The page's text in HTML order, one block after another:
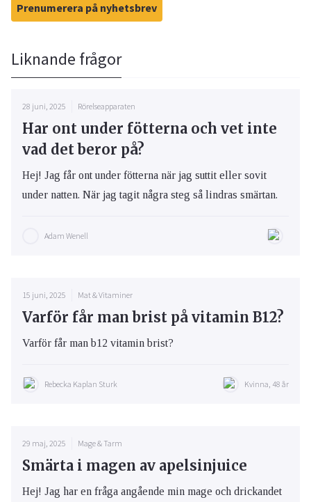
Prenumerera på nyhetsbrev
Liknande frågor
28 juni, 2025 Rörelseapparaten
Har ont under fötterna och vet inte
vad det beror på?
Hej! Jag får ont under fötterna när jag suttit eller sovit
under natten. När jag tagit några steg så lindras smärtan.
Adam Wenell
15 juni, 2025 Mat & Vitaminer
Varför får man brist på vitamin B12?
Varför får man b12 vitamin brist?
Rebecka Kaplan Sturk Kvinna, 48 år
29 maj, 2025 Mage & Tarm
Smärta i magen av apelsinjuice
Hej! Jag har en fråga angående min mage och drickandet